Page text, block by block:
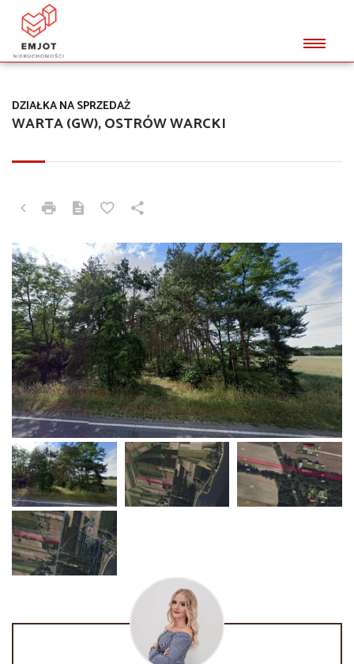
WARTA (GW), OSTRÓW WARCKI
DZIAŁKA NA SPRZEDAŻ